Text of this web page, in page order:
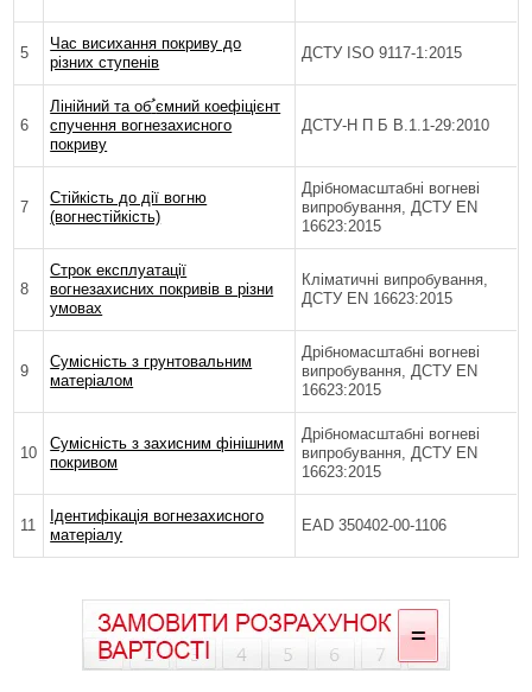
5
Час висихання покриву до
різних ступенів
ДСТУ ISO 9117-1:2015
6
Лінійний та обﹸємний коефіцієнт
спучення вогнезахисного
покриву
ДСТУ-Н П Б В.1.1-29:2010
7
Стійкість до дії вогню
(вогнестійкість)
Дрібномасштабні вогневі
випробування, ДСТУ EN
16623:2015
8
Строк експлуатації
вогнезахисних покривів в різни
умовах
Кліматичні випробування,
ДСТУ EN 16623:2015
9
Сумісність з грунтовальним
матеріалом
Дрібномасштабні вогневі
випробування, ДСТУ EN
16623:2015
10
Сумісність з захисним фінішним
покривом
Дрібномасштабні вогневі
випробування, ДСТУ EN
16623:2015
11
Ідентифікація вогнезахисного
матеріалу
EAD 350402-00-1106